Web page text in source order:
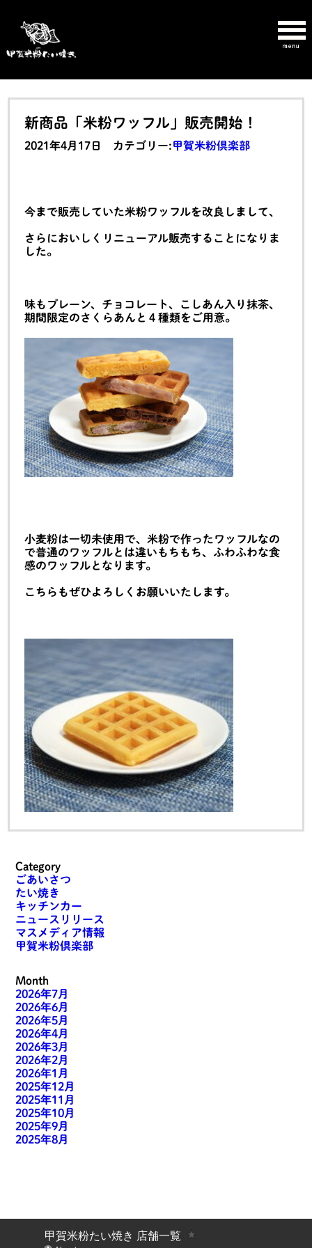
新商品「米粉ワッフル」販売開始！
2021年4月17日 カテゴリー:甲賀米粉倶楽部
今まで販売していた米粉ワッフルを改良しまして、
さらにおいしくリニューアル販売することになりま
した。
味もプレーン、チョコレート、こしあん入り抹茶、
期間限定のさくらあんと４種類をご用意。
小麦粉は一切未使用で、米粉で作ったワッフルなの
で普通のワッフルとは違いもちもち、ふわふわな食
感のワッフルとなります。
こちらもぜひよろしくお願いいたします。
Category
ごあいさつ
たい焼き
キッチンカー
ニュースリリース
マスメディア情報
甲賀米粉倶楽部
Month
2026年7月
2026年6月
2026年5月
2026年4月
2026年3月
2026年2月
2026年1月
2025年12月
2025年11月
2025年10月
2025年9月
2025年8月